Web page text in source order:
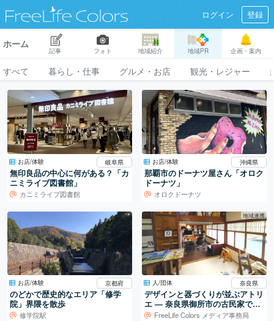
ログイン 登録
ホーム
記事 フォト 地域紹介 地域PR 企画・案内
すべて 暮らし・仕事 グルメ・お店 観光・レジャー
お店/体験 岐阜県
無印良品の中心に何がある？「カ
ニミライブ図書館」
カニミライブ図書館
お店/体験 沖縄県
那覇市のドーナツ屋さん「オロク
ドーナツ」
オロクドーナツ
お店/体験 京都府
のどかで歴史的なエリア「修学
院」界隈を散歩
修学院駅
地域連携
人/団体 奈良県
デザインと器づくりが並ぶアトリ
エ ― 奈良県御所市の古民家での
活動FreeLife Colors メディア事務局